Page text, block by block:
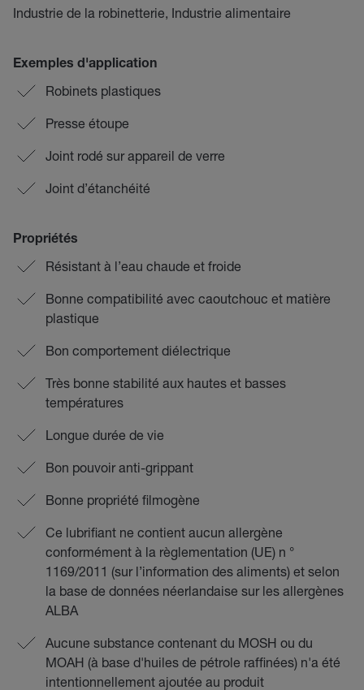
Industrie de la robinetterie, Industrie alimentaire
Exemples d'application
Robinets plastiques
Presse étoupe
Joint rodé sur appareil de verre
Joint d’étanchéité
Propriétés
Résistant à l’eau chaude et froide
Bonne compatibilité avec caoutchouc et matière
plastique
Bon comportement diélectrique
Très bonne stabilité aux hautes et basses
températures
Longue durée de vie
Bon pouvoir anti-grippant
Bonne propriété filmogène
Ce lubrifiant ne contient aucun allergène
conformément à la règlementation (UE) n °
1169/2011 (sur l’information des aliments) et selon
la base de données néerlandaise sur les allergènes
ALBA
Aucune substance contenant du MOSH ou du
MOAH (à base d'huiles de pétrole raffinées) n'a été
intentionnellement ajoutée au produit